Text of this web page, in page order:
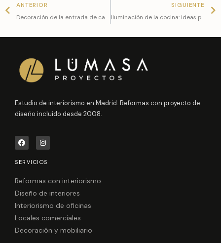
ANTERIOR
Decoración de la entrada de casa: Ideas y consejos para crear un recibidor acogedor
SIGUIENTE
Iluminación de la cocina: ideas para darle vida y funcionalidad a tu espacio
Estudio de interiorismo en Madrid. Reformas con proyecto de
diseño incluido desde 2008.
F
a
c
e
b
o
I
n
s
t
a
r
m
SERVICIOS
Reformas con interiorismo
Diseño de interiores
Interiorismo de oficinas
Locales comerciales
Decoración y mobiliario